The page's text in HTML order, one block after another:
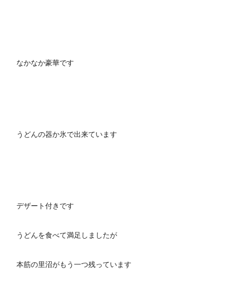
なかなか豪華です
うどんの器か氷で出来ています
デザート付きです
うどんを食べて満足しましたが
本筋の里沼がもう一つ残っています